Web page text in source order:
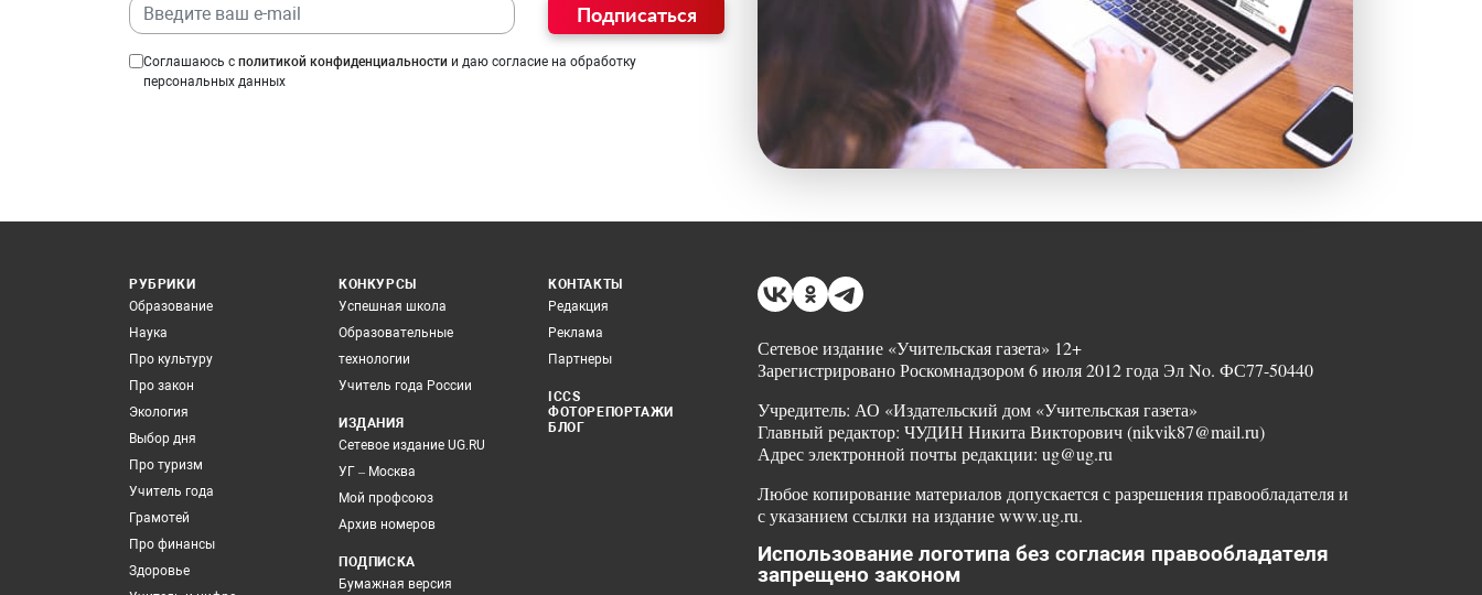
Подписаться
Соглашаюсь с политикой конфиденциальности и даю согласие на обработку
персональных данных
РУБРИКИ
Образование
Наука
Про культуру
Про закон
Экология
Выбор дня
Про туризм
Учитель года
Грамотей
Про финансы
Здоровье
КОНКУРСЫ
Успешная школа
Образовательные
технологии
Учитель года России
ИЗДАНИЯ
Сетевое издание UG.RU
УГ – Москва
Мой профсоюз
Архив номеров
ПОДПИСКА
Бумажная версия
КОНТАКТЫ
Редакция
Реклама
Партнеры
ICCS
ФОТОРЕПОРТАЖИ
БЛОГ
Сетевое издание «Учительская газета» 12+
Зарегистрировано Роскомнадзором 6 июля 2012 года Эл No. ФС77-50440
Учредитель: АО «Издательский дом «Учительская газета»
Главный редактор: ЧУДИН Никита Викторович (nikvik87@mail.ru)
Адрес электронной почты редакции: ug@ug.ru
Любое копирование материалов допускается с разрешения правообладателя и
с указанием ссылки на издание www.ug.ru.
Использование логотипа без согласия правообладателя
запрещено законом